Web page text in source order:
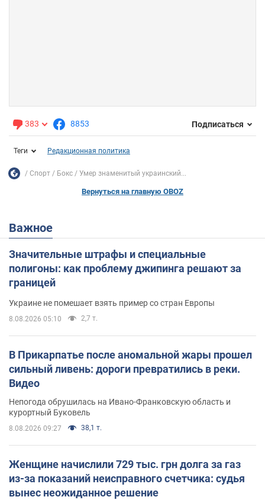
383 8853 Подписаться
Теги Редакционная политика
Спорт Бокс Умер знаменитый украинский...
Вернуться на главную OBOZ
Важное
Значительные штрафы и специальные
полигоны: как проблему джипинга решают за
границей
Украине не помешает взять пример со стран Европы
8.08.2026 05:10 2,7 т.
В Прикарпатье после аномальной жары прошел
сильный ливень: дороги превратились в реки.
Видео
Непогода обрушилась на Ивано-Франковскую область и
курортный Буковель
8.08.2026 09:27 38,1 т.
Женщине начислили 729 тыс. грн долга за газ
из-за показаний неисправного счетчика: судья
вынес неожиданное решение